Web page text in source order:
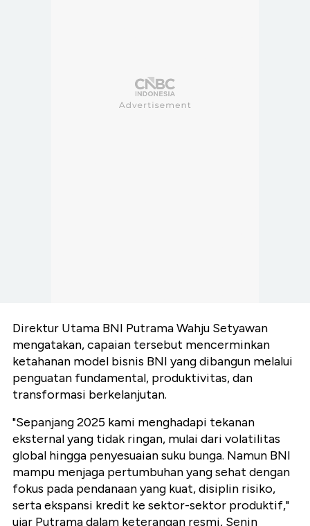
Direktur Utama BNI Putrama Wahju Setyawan
mengatakan, capaian tersebut mencerminkan
ketahanan model bisnis BNI yang dibangun melalui
penguatan fundamental, produktivitas, dan
transformasi berkelanjutan.
"Sepanjang 2025 kami menghadapi tekanan
eksternal yang tidak ringan, mulai dari volatilitas
global hingga penyesuaian suku bunga. Namun BNI
mampu menjaga pertumbuhan yang sehat dengan
fokus pada pendanaan yang kuat, disiplin risiko,
serta ekspansi kredit ke sektor-sektor produktif,"
ujar Putrama dalam keterangan resmi, Senin